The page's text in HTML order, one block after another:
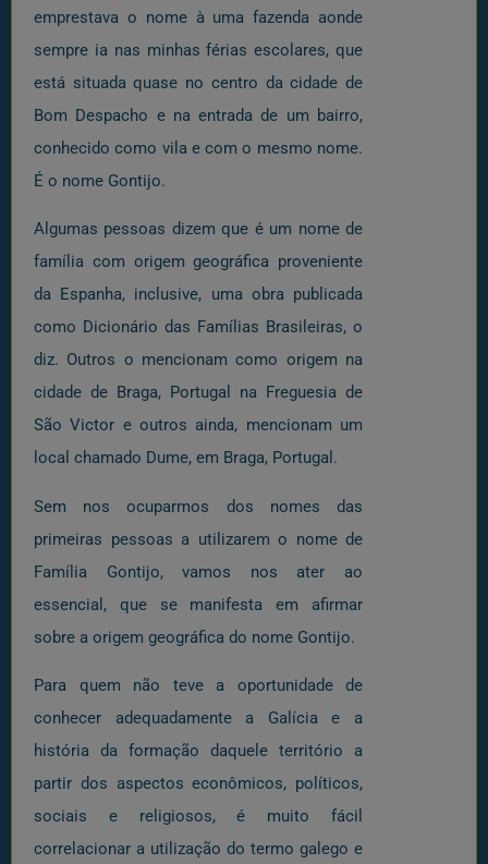
emprestava o nome à uma fazenda aonde
sempre ia nas minhas férias escolares, que
está situada quase no centro da cidade de
Bom Despacho e na entrada de um bairro,
conhecido como vila e com o mesmo nome.
É o nome Gontijo.
Algumas pessoas dizem que é um nome de
família com origem geográfica proveniente
da Espanha, inclusive, uma obra publicada
como Dicionário das Famílias Brasileiras, o
diz. Outros o mencionam como origem na
cidade de Braga, Portugal na Freguesia de
São Victor e outros ainda, mencionam um
local chamado Dume, em Braga, Portugal.
Sem nos ocuparmos dos nomes das
primeiras pessoas a utilizarem o nome de
Família Gontijo, vamos nos ater ao
essencial, que se manifesta em afirmar
sobre a origem geográfica do nome Gontijo.
Para quem não teve a oportunidade de
conhecer adequadamente a Galícia e a
história da formação daquele território a
partir dos aspectos econômicos, políticos,
sociais e religiosos, é muito fácil
correlacionar a utilização do termo galego e